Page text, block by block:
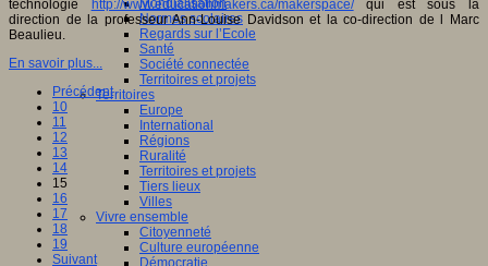
Mondialisation
Normes scolaires
Regards sur l’Ecole
Santé
Société connectée
Territoires et projets
Territoires
Europe
International
Régions
Ruralité
Territoires et projets
Tiers lieux
Villes
Vivre ensemble
Citoyenneté
Culture européenne
Démocratie
technologie http://www.educationmakers.ca/makerspace/qui est sous la
direction de la professeur Ann-Louise Davidson et la co-direction de l Marc
Beaulieu.
En savoir plus...
Précédent
10
11
12
13
14
15
16
17
18
19
Suivant